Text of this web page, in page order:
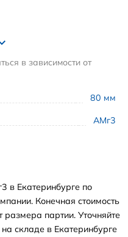
80 мм
АМг3
в зависимости от
в Екатеринбурге по
Конечная стоимость
размера партии. Уточняйте
складе в Екатеринбурге